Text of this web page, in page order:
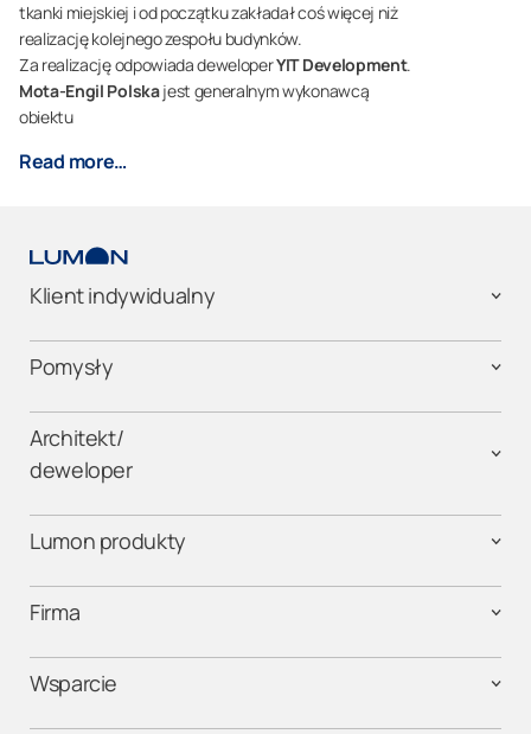
tkanki miejskiej i od początku zakładał coś więcej niż
realizację kolejnego zespołu budynków.
Za realizację odpowiada deweloperYIT Development.
Mota-Engil Polskajest generalnym wykonawcą
obiektu
Read more…
Klient indywidualny
Pomysły
Architekt/
deweloper
Lumon produkty
Firma
Wsparcie